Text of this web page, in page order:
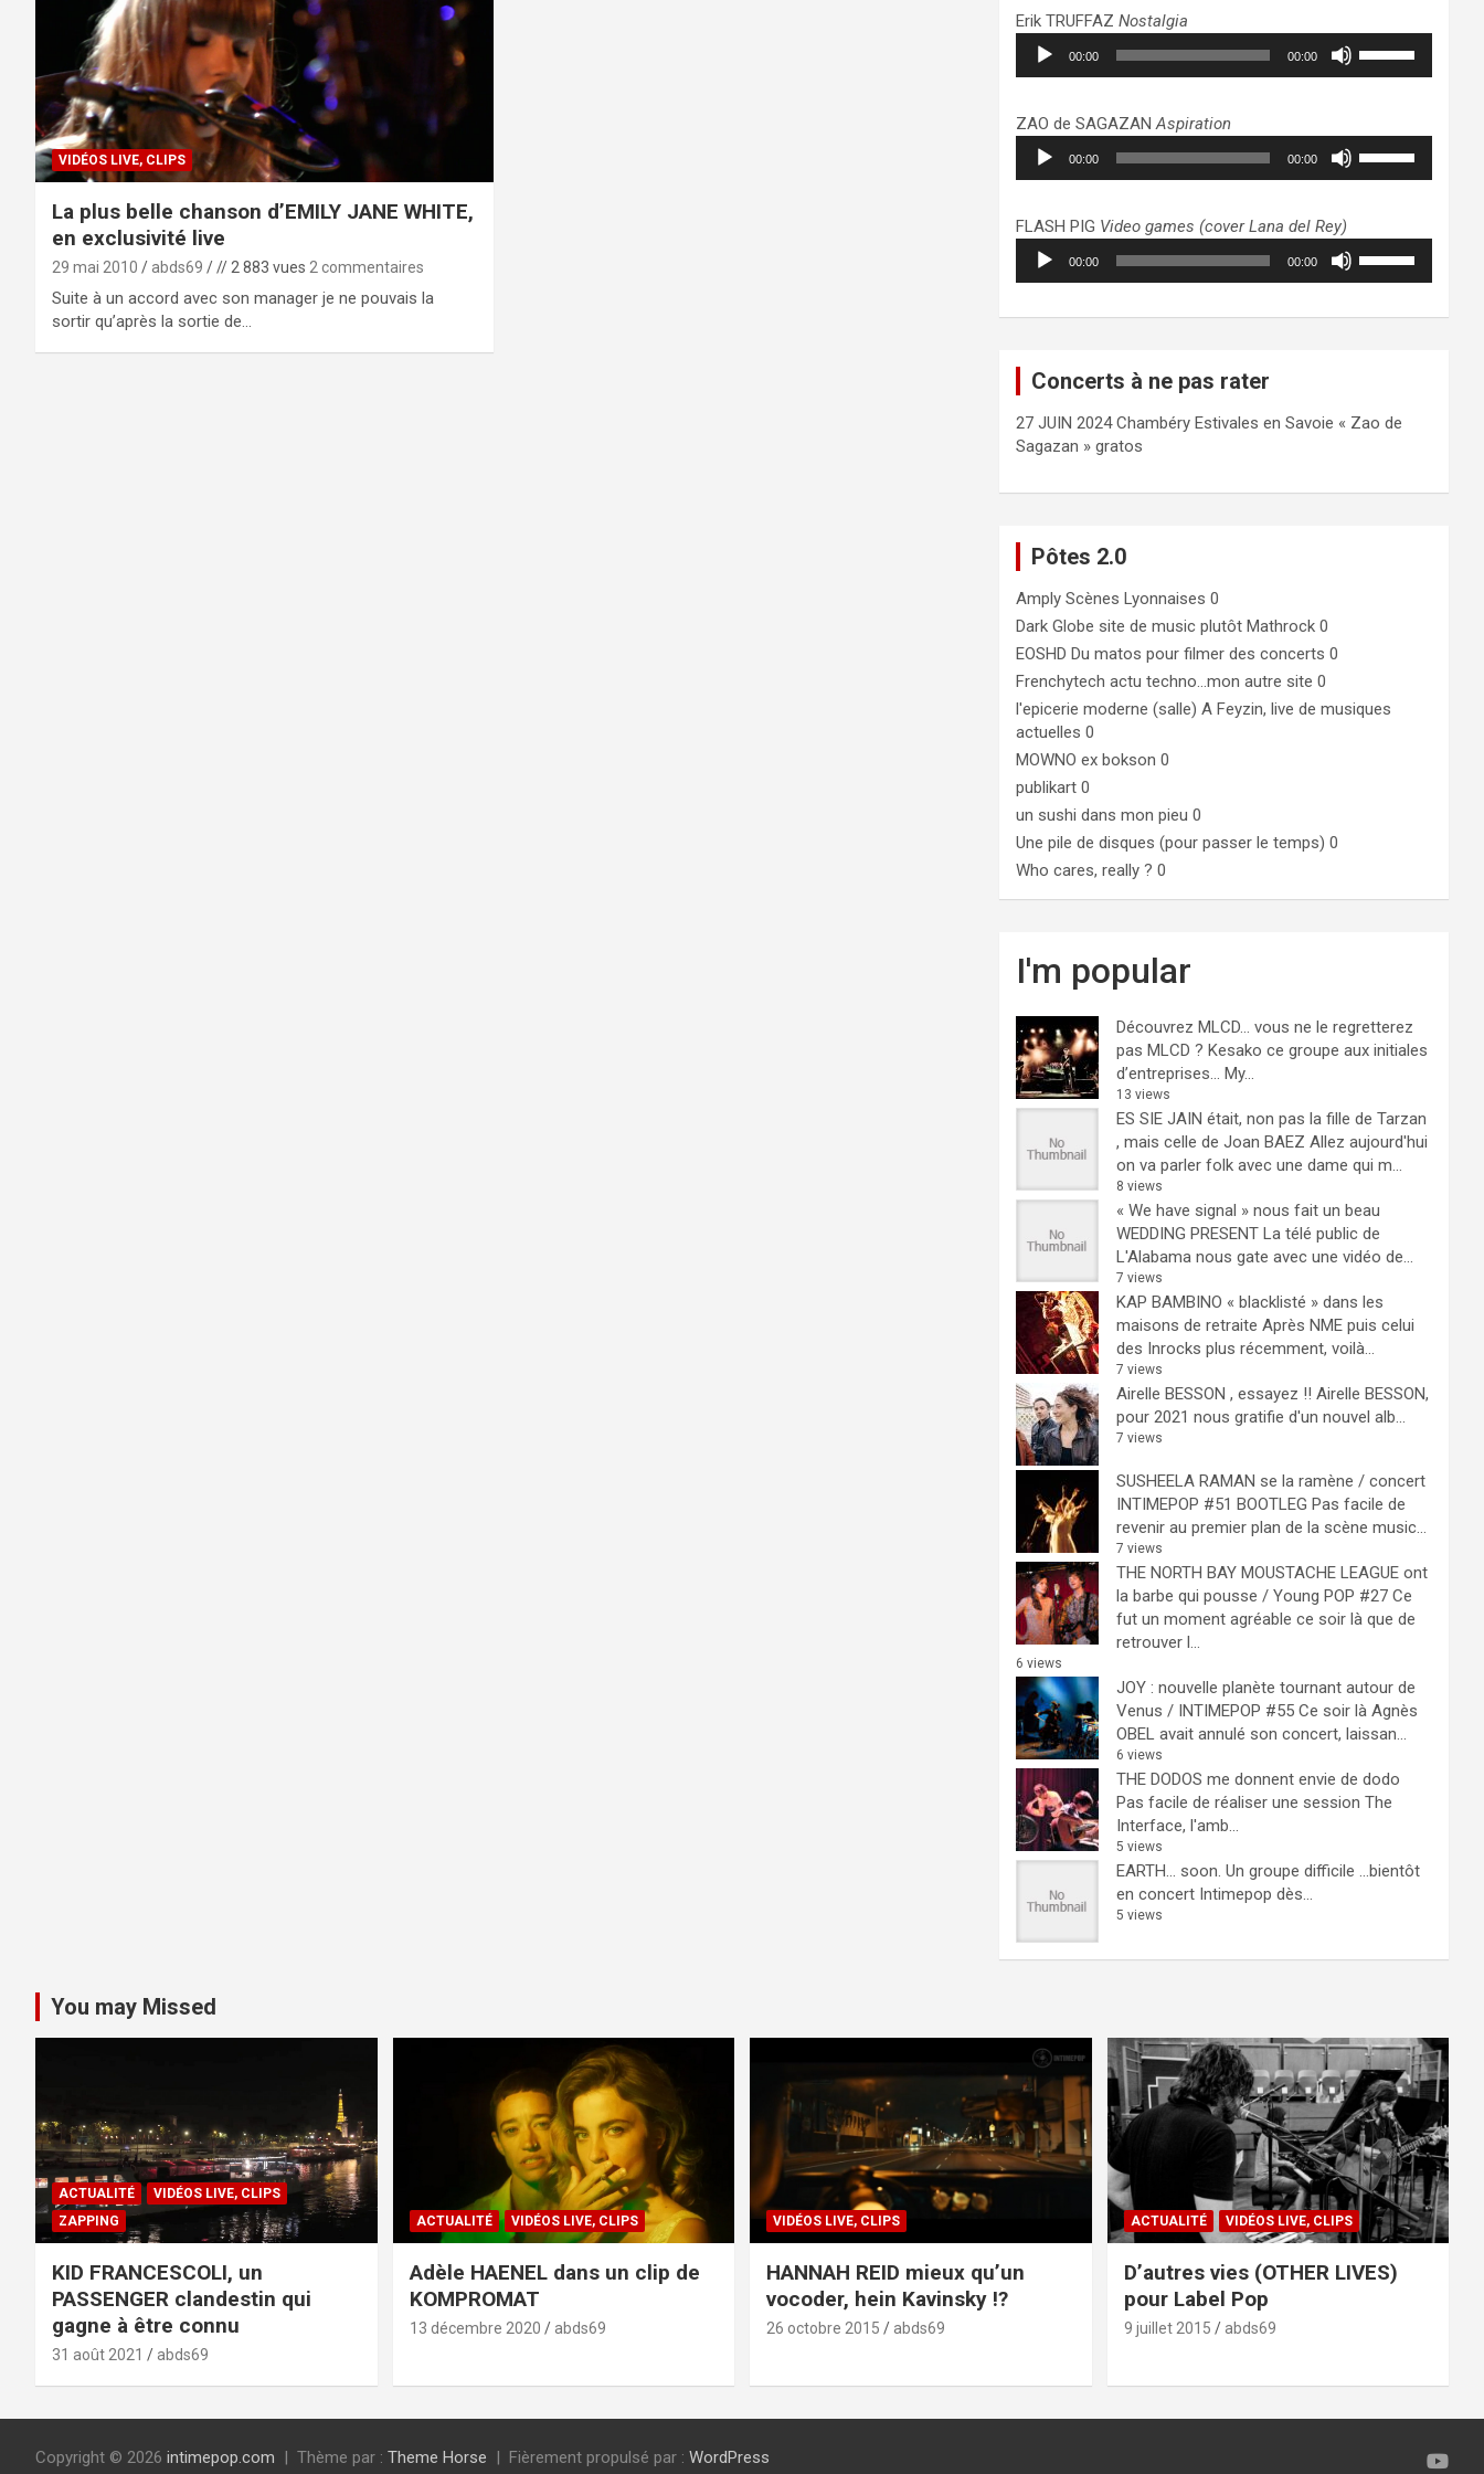
VIDÉOS LIVE, CLIPS
La plus belle chanson d’EMILY JANE WHITE,
en exclusivité live
29 mai 2010 abds69 // 2 883 vues 2 commentaires
Suite à un accord avec son manager je ne pouvais la
sortir qu’après la sortie de…
pour
augmenter
ou
volume.
Erik TRUFFAZNostalgia
Lecteur
audio
00:00 00:00
pour
augmenter
ou
volume.
ZAO de SAGAZANAspiration
Lecteur
audio
00:00 00:00
pour
augmenter
ou
FLASH PIG Video games (cover Lana del Rey)
Lecteur
audio
00:00 00:00
haut/bas
le
Concerts à ne pas rater
27 JUIN 2024 Chambéry Estivales en Savoie « Zao de
Sagazan » gratos
Pôtes 2.0
Amply Scènes Lyonnaises 0
Dark Globe site de music plutôt Mathrock 0
EOSHD Du matos pour filmer des concerts 0
Frenchytech actu techno…mon autre site 0
l'epicerie moderne (salle) A Feyzin, live de musiques
actuelles 0
MOWNO ex bokson 0
publikart 0
un sushi dans mon pieu 0
Une pile de disques (pour passer le temps) 0
Who cares, really ? 0
I'm popular
Découvrez MLCD… vous ne le regretterez
pas MLCD ? Kesako ce groupe aux initiales
d’entreprises… My...
13 views
ES SIE JAIN était, non pas la fille de Tarzan
, mais celle de Joan BAEZ Allez aujourd'hui
on va parler folk avec une dame qui m...
8 views
« We have signal » nous fait un beau
WEDDING PRESENT La télé public de
L'Alabama nous gate avec une vidéo de...
7 views
KAP BAMBINO « blacklisté » dans les
maisons de retraite Après NME puis celui
des Inrocks plus récemment, voilà...
7 views
Airelle BESSON , essayez !! Airelle BESSON,
pour 2021 nous gratifie d'un nouvel alb...
7 views
SUSHEELA RAMAN se la ramène / concert
INTIMEPOP #51 BOOTLEG Pas facile de
revenir au premier plan de la scène music...
7 views
THE NORTH BAY MOUSTACHE LEAGUE ont
la barbe qui pousse / Young POP #27 Ce
fut un moment agréable ce soir là que de
retrouver l...
6 views
JOY : nouvelle planète tournant autour de
Venus / INTIMEPOP #55 Ce soir là Agnès
OBEL avait annulé son concert, laissan...
6 views
THE DODOS me donnent envie de dodo
Pas facile de réaliser une session The
Interface, l'amb...
5 views
EARTH… soon. Un groupe difficile ...bientôt
en concert Intimepop dès...
5 views
You may Missed
ACTUALITÉ
VIDÉOS LIVE, CLIPS
ZAPPING
KID FRANCESCOLI, un
PASSENGER clandestin qui
gagne à être connu
31 août 2021 abds69
ACTUALITÉ VIDÉOS LIVE, CLIPS
Adèle HAENEL dans un clip de
KOMPROMAT
13 décembre 2020 abds69
VIDÉOS LIVE, CLIPS
HANNAH REID mieux qu’un
vocoder, hein Kavinsky !?
26 octobre 2015 abds69
ACTUALITÉ VIDÉOS LIVE, CLIPS
D’autres vies (OTHER LIVES)
pour Label Pop
9 juillet 2015 abds69
Copyright © 2026 intimepop.com Thème par : Theme Horse Fièrement propulsé par : WordPress